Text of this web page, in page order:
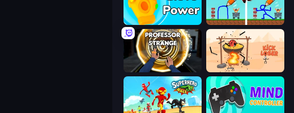
Glove Power DOP Noob: Draw to Save
Professor Strange Kick Loser